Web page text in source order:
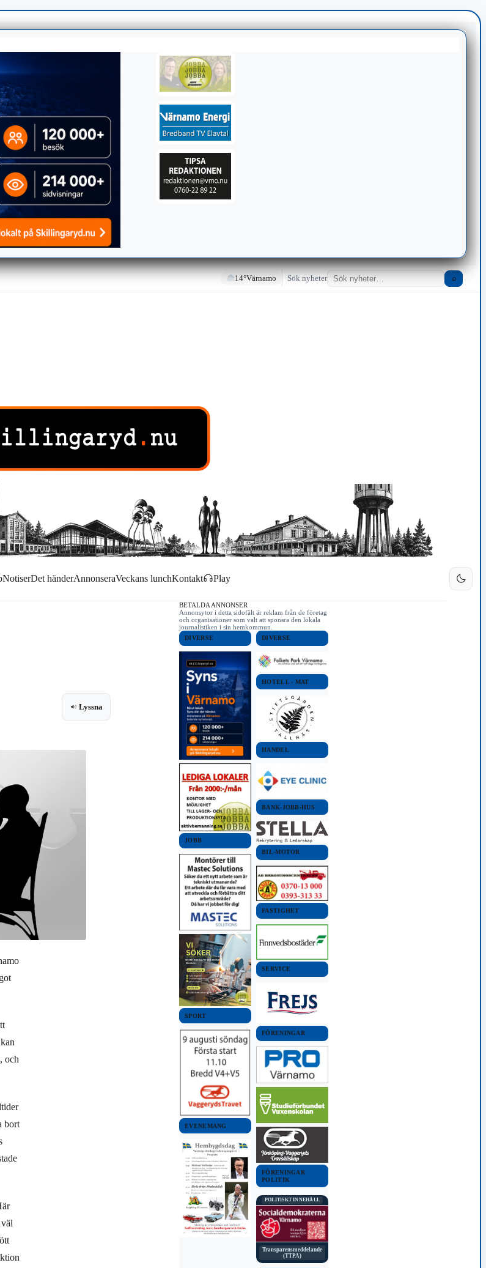
14°Värnamo Sök nyheter ⌕
NotiserDet händerAnnonseraVeckans lunchKontakt Play
Lyssna
och
bort
BETALDA ANNONSER
Annonsytor i detta sidofält är reklam från de företag
och organisationer som valt att sponsra den lokala
journalistiken i sin hemkommun.
DIVERSE
JOBB
SPORT
EVENEMANG
DIVERSE
HOTELL - MAT
HANDEL
BANK-JOBB-HUS
BIL-MOTOR
FASTIGHET
SERVICE
FÖRENINGAR
FÖRENINGAR
POLITIK
POLITISKT INNEHÅLL
Transparensmeddelande
(TTPA)